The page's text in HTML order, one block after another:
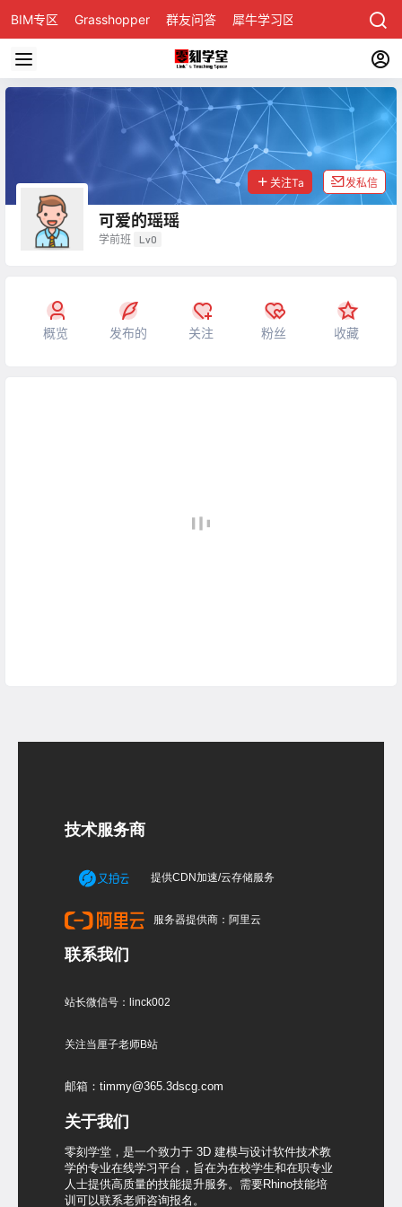
BIM专区 Grasshopper 群友问答 犀牛学习区
可爱的瑶瑶
学前班 Lv0
关注Ta 发私信
概览 发布的 关注 粉丝 收藏
技术服务商
提供CDN加速/云存储服务
服务器提供商：阿里云
联系我们
站长微信号：linck002
关注当厘子老师B站
邮箱：timmy@365.3dscg.com
关于我们
零刻学堂，是一个致力于 3D 建模与设计软件技术教
学的专业在线学习平台，旨在为在校学生和在职专业
人士提供高质量的技能提升服务。需要Rhino技能培
训可以联系老师咨询报名。